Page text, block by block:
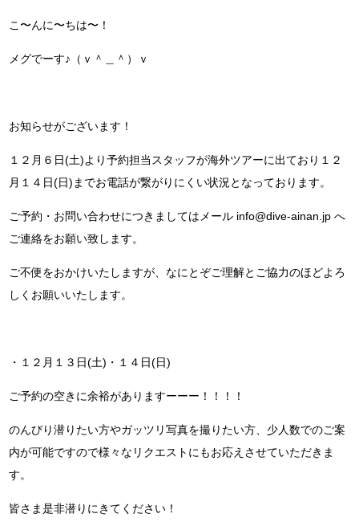
こ〜んに〜ちは〜！
メグでーす♪（ｖ＾＿＾）ｖ
お知らせがございます！
１２月６日(土)より予約担当スタッフが海外ツアーに出ており１２
月１４日(日)までお電話が繋がりにくい状況となっております。
ご予約・お問い合わせにつきましてはメール info@dive-ainan.jp へ
ご連絡をお願い致します。
ご不便をおかけいたしますが、なにとぞご理解とご協力のほどよろ
しくお願いいたします。
・１２月１３日(土)・１４日(日)
ご予約の空きに余裕がありますーーー！！！！
のんびり潜りたい方やガッツリ写真を撮りたい方、少人数でのご案
内が可能ですので様々なリクエストにもお応えさせていただきま
す。
皆さま是非潜りにきてください！